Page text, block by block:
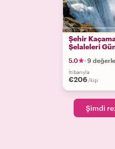
Şehir
Şelaleleri
5.0 · 9
İtibarıyla
€206 /kişi
Şimdi